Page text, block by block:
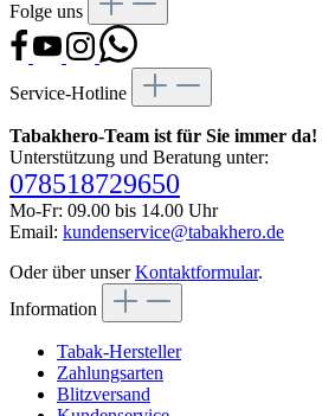
Folge uns
Service-Hotline
Tabakhero-Team ist für Sie immer da!
Unterstützung und Beratung unter:
078518729650
Mo-Fr: 09.00 bis 14.00 Uhr
Email: kundenservice@tabakhero.de
Oder über unserKontaktformular.
Information
Tabak-Hersteller
Zahlungsarten
Blitzversand